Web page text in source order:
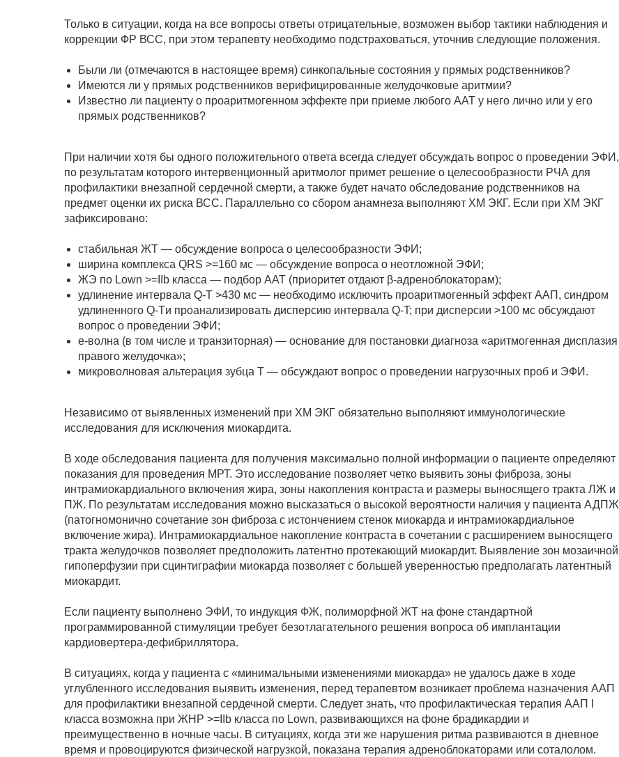
Только в ситуации, когда на все вопросы ответы отрицательные, возможен выбор тактики наблюдения и
коррекции ФР ВСС, при этом терапевту необходимо подстраховаться, уточнив следующие положения.
Были ли (отмечаются в настоящее время) синкопальные состояния у прямых родственников?
Имеются ли у прямых родственников верифицированные желудочковые аритмии?
Известно ли пациенту о проаритмогенном эффекте при приеме любого ААТ у него лично или у его
прямых родственников?
При наличии хотя бы одного положительного ответа всегда следует обсуждать вопрос о проведении ЭФИ,
по результатам которого интервенционный аритмолог примет решение о целесообразности РЧА для
профилактики внезапной сердечной смерти, а также будет начато обследование родственников на
предмет оценки их риска ВСС. Параллельно со сбором анамнеза выполняют ХМ ЭКГ. Если при ХМ ЭКГ
зафиксировано:
стабильная ЖТ — обсуждение вопроса о целесообразности ЭФИ;
ширина комплекса QRS >=160 мс — обсуждение вопроса о неотложной ЭФИ;
ЖЭ по Lown >=IIb класса — подбор ААТ (приоритет отдают β-адреноблокаторам);
удлинение интервала Q-T >430 мс — необходимо исключить проаритмогенный эффект ААП, синдром
удлиненного Q-Tи проанализировать дисперсию интервала Q-T; при дисперсии >100 мс обсуждают
вопрос о проведении ЭФИ;
е-волна (в том числе и транзиторная) — основание для постановки диагноза «аритмогенная дисплазия
правого желудочка»;
микроволновая альтерация зубца Т — обсуждают вопрос о проведении нагрузочных проб и ЭФИ.
Независимо от выявленных изменений при ХМ ЭКГ обязательно выполняют иммунологические
исследования для исключения миокардита.
В ходе обследования пациента для получения максимально полной информации о пациенте определяют
показания для проведения МРТ. Это исследование позволяет четко выявить зоны фиброза, зоны
интрамиокардиального включения жира, зоны накопления контраста и размеры выносящего тракта ЛЖ и
ПЖ. По результатам исследования можно высказаться о высокой вероятности наличия у пациента АДПЖ
(патогномонично сочетание зон фиброза с истончением стенок миокарда и интрамиокардиальное
включение жира). Интрамиокардиальное накопление контраста в сочетании с расширением выносящего
тракта желудочков позволяет предположить латентно протекающий миокардит. Выявление зон мозаичной
гипоперфузии при сцинтиграфии миокарда позволяет с большей уверенностью предполагать латентный
миокардит.
Если пациенту выполнено ЭФИ, то индукция ФЖ, полиморфной ЖТ на фоне стандартной
программированной стимуляции требует безотлагательного решения вопроса об имплантации
кардиовертера-дефибриллятора.
В ситуациях, когда у пациента с «минимальными изменениями миокарда» не удалось даже в ходе
углубленного исследования выявить изменения, перед терапевтом возникает проблема назначения ААП
для профилактики внезапной сердечной смерти. Следует знать, что профилактическая терапия ААП I
класса возможна при ЖНР >=IIb класса по Lown, развивающихся на фоне брадикардии и
преимущественно в ночные часы. В ситуациях, когда эти же нарушения ритма развиваются в дневное
время и провоцируются физической нагрузкой, показана терапия адреноблокаторами или соталолом.